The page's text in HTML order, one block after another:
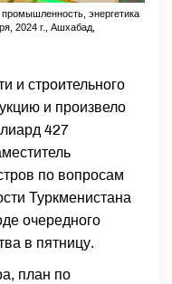
энергетика
2024 г., Ашхабад,
и строительного
и произвело
427
по вопросам
Туркменистана
очередного
в пятницу.
план по